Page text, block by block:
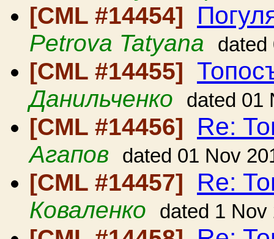
[CML #14454]
Petrova Tatyana dated
[CML #14455]
Данильченко dated 01
[CML #14456] Re:
Агапов dated 01 Nov
[CML #14457] Re:
Коваленко dated 1 Nov